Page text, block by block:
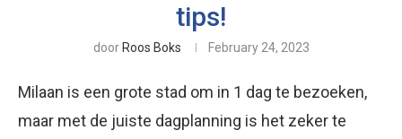
tips!
door Roos Boks February 24, 2023
Milaan is een grote stad om in 1 dag te bezoeken,
maar met de juiste dagplanning is het zeker te